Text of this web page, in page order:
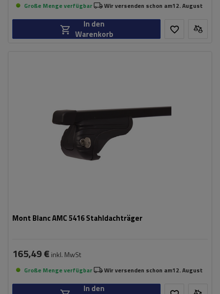
Große Menge verfügbar Wir versenden schon am12. August
In den
Warenkorb
Mont Blanc AMC 5416 Stahldachträger
165,49 € inkl. MwSt
Große Menge verfügbar Wir versenden schon am12. August
In den